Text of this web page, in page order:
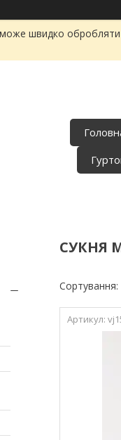
швидко обробляти
СУКНЯ